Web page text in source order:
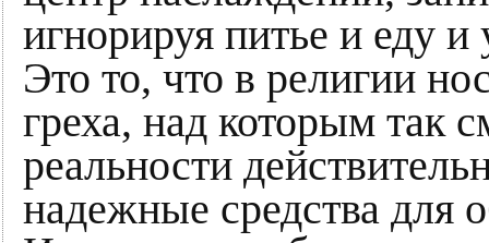
игнорируя питье и еду
Это то, что в религии
греха, над которым так
реальности
надежные средства для